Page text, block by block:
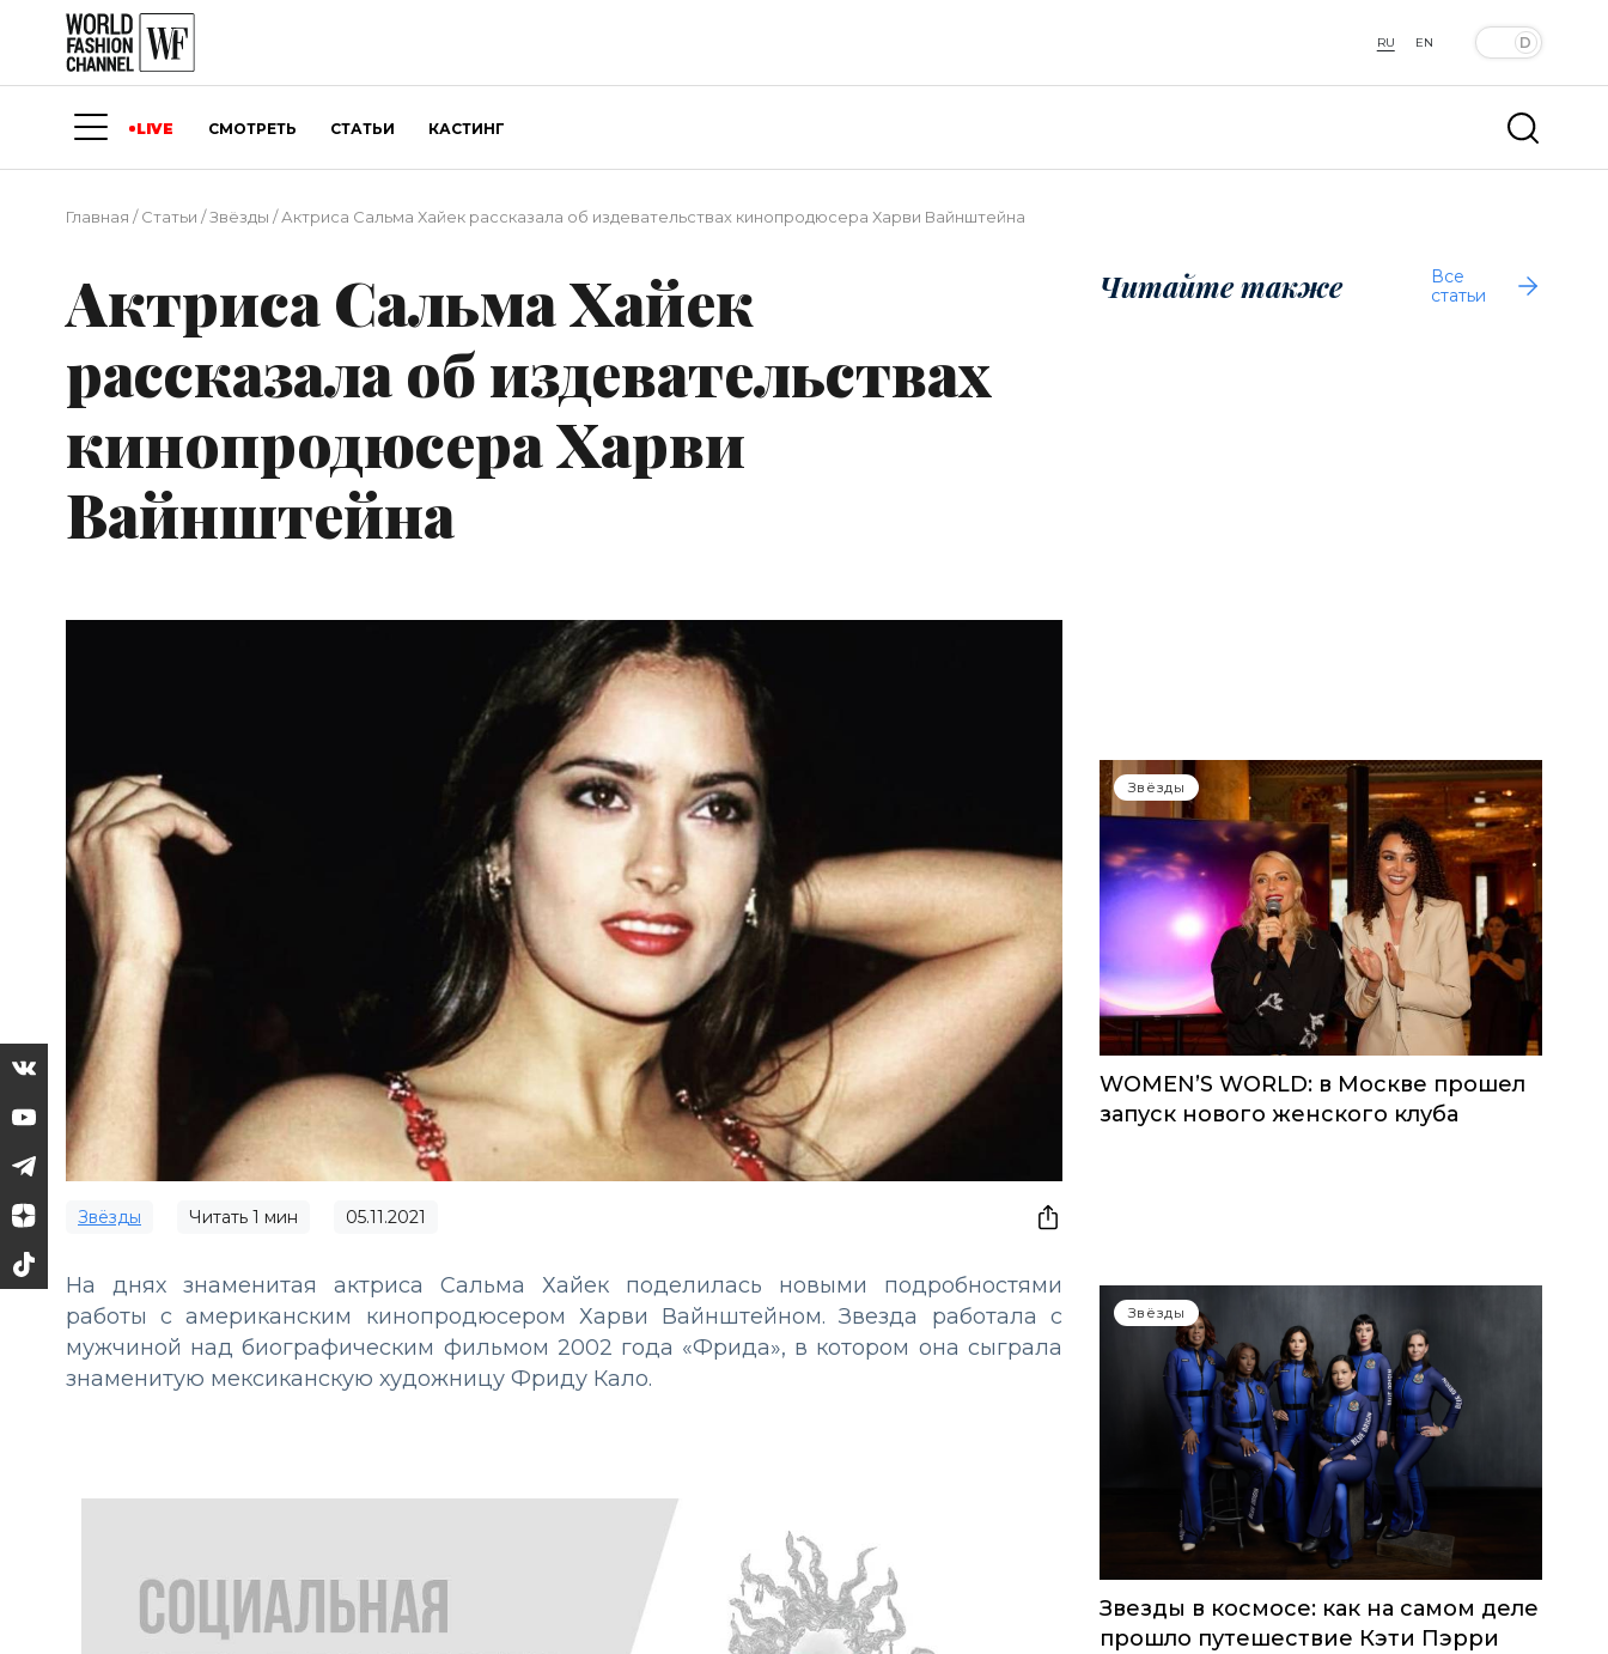
RU EN
LIVE СМОТРЕТЬ СТАТЬИ КАСТИНГ
Главная /Статьи /Звёзды /Актриса Сальма Хайек рассказала об издевательствах кинопродюсера Харви Вайнштейна
Актриса Сальма Хайек
рассказала об издевательствах
кинопродюсера Харви
Вайнштейна
Звёзды Читать 1 мин 05.11.2021
На днях знаменитая актриса Сальма Хайек поделилась новыми подробностями
работы с американским кинопродюсером Харви Вайнштейном. Звезда работала с
мужчиной над биографическим фильмом 2002 года «Фрида», в котором она сыграла
знаменитую мексиканскую художницу Фриду Кало.
Читайте также
Все
статьи
Звёзды
WOMEN’S WORLD: в Москве прошел
запуск нового женского клуба
Звёзды
Звезды в космосе: как на самом деле
прошло путешествие Кэти Пэрри